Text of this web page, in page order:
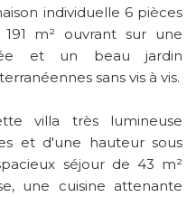
individuelle 6 pièces
m² ouvrant sur une
et un beau jardin
sans vis à vis.
villa très lumineuse
et d'une hauteur sous
séjour de 43 m²
une cuisine attenante